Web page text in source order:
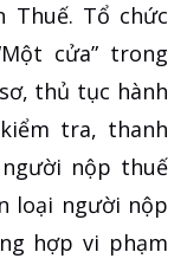
Thuế. Tổ chức
cửa” trong
thủ tục hành
tra, thanh
nộp thuế
loại người nộp
hợp vi phạm